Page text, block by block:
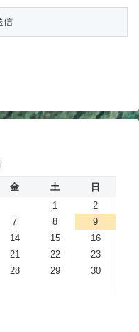
金 土
日
1
2
7 8
9
14 15
16
21 22
23
28 29
30